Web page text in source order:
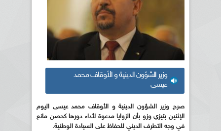
وزير الشؤون الدينية و الأوقاف محمد
عيسى
صرح وزير الشؤون الدينية و الأوقاف محمد عيسى اليوم
الإثنين بتيزي وزو بأن الزوايا مدعوة لأداء دورها كحصن مانع
في وجه التطرف الديني للحفاظ على السيادة الوطنية.